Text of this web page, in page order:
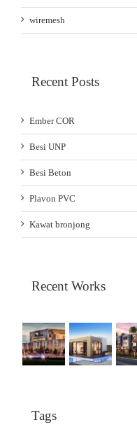
wiremesh
Recent Posts
Ember COR
Besi UNP
Besi Beton
Plavon PVC
Kawat bronjong
Recent Works
Tags